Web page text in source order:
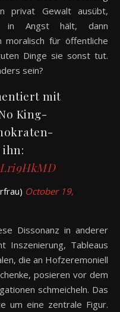
privat Gewalt ausübt,
in Angst hält, dann
für öffentliche
Dinge sie sonst tut.
sein?
mit
King-
ihn:
October 19,
Dissonanz in anderer
Inszenierung, Tableaus
die an Hofzeremoniell
posieren vor dem
schmeicheln. Das
um eine zentrale Figur.